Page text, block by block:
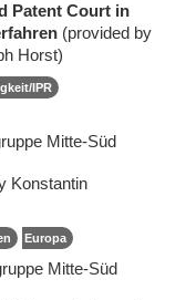
Patent Court in
(provided by
Horst)
IPR
Mitte-Süd
Konstantin
Europa
Mitte-Süd